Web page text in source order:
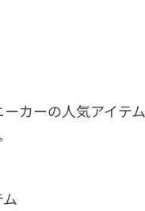
カーの人気アイテム